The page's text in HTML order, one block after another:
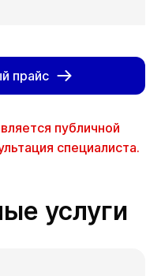
прайс
публичной
специалиста.
услуги